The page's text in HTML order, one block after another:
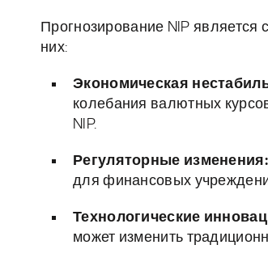
Прогнозирование NIP
них:
Экономическая
колебания валютных
NIP.
Регуляторные изменения:
для финансовых
Технологические
может изменить